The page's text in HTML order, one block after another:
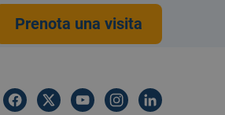
Prenota una visita